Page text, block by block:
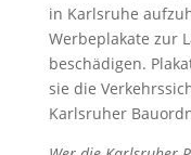
in Karlsruhe
Werbeplakate zur
beschädigen.
sie die
Karlsruher